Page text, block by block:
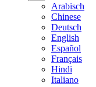
Arabisch
Chinese
Deutsch
English
Español
Français
Hindi
Italiano